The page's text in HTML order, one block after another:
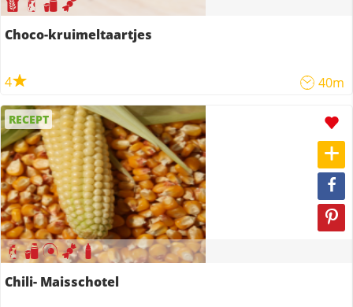
Choco-kruimeltaartjes
4 40m
RECEPT
Chili- Maisschotel